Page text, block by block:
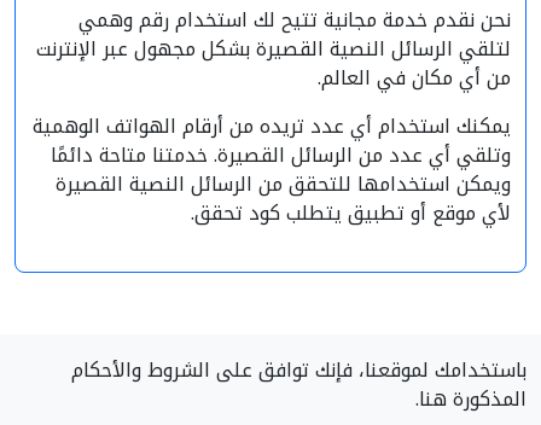
نحن نقدم خدمة مجانية تتيح لك استخدام رقم وهمي
لتلقي الرسائل النصية القصيرة بشكل مجهول عبر الإنترنت
من أي مكان في العالم.
يمكنك استخدام أي عدد تريده من أرقام الهواتف الوهمية
وتلقي أي عدد من الرسائل القصيرة. خدمتنا متاحة دائمًا
ويمكن استخدامها للتحقق من الرسائل النصية القصيرة
لأي موقع أو تطبيق يتطلب كود تحقق.
باستخدامك لموقعنا، فإنك توافق على الشروط والأحكام
المذكورة هنا.